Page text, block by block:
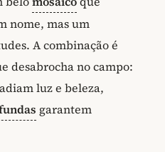
nome, mas um
A combinação é
desabrocha no campo:
luz e beleza,
garantem